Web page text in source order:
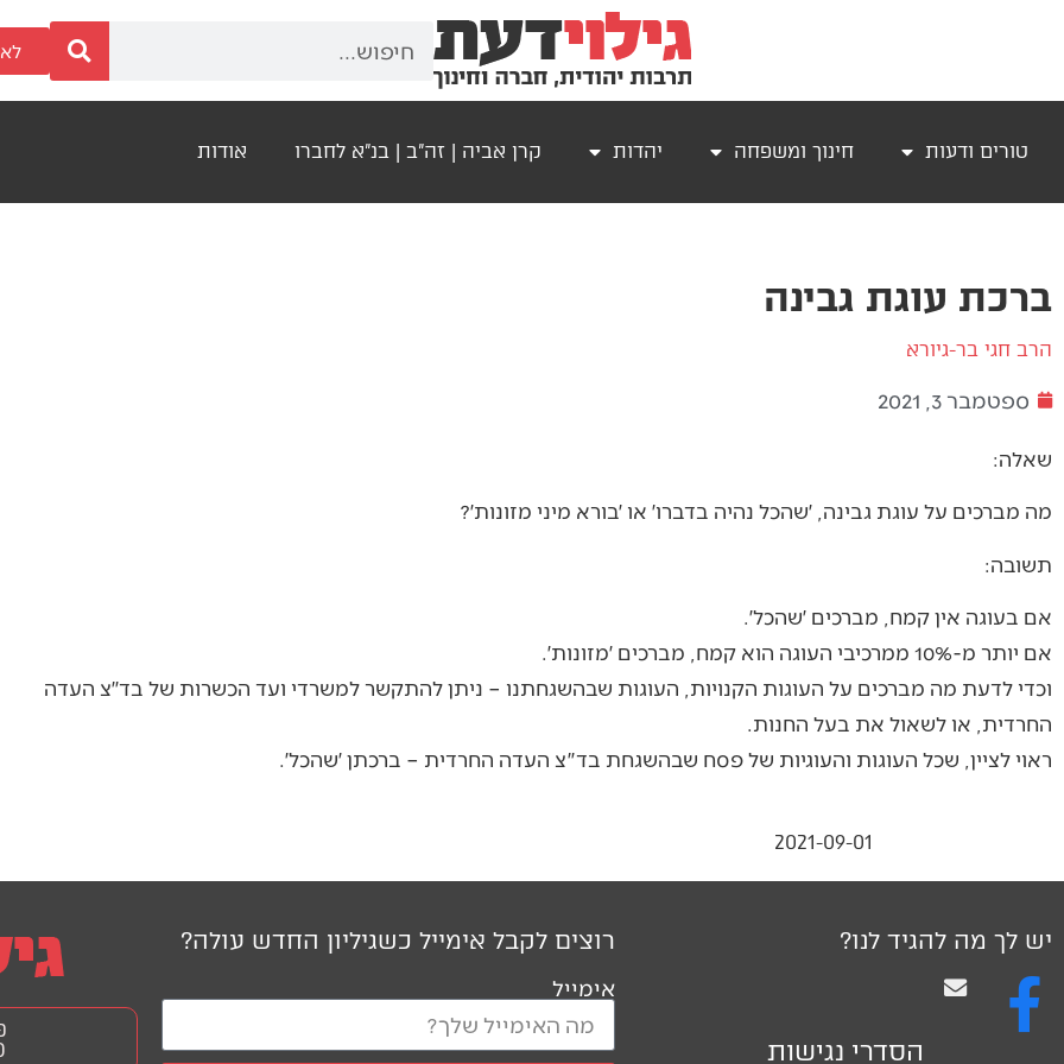
טורים ודעות חינוך ומשפחה יהדות קרן אביה | זה"ב | בנ"א לחברו אודות
ברכת עוגת גבינה
הרב חגי בר-גיורא
ספטמבר 3, 2021
שאלה:
מה מברכים על עוגת גבינה, ׳שהכל נהיה בדברו׳ או ׳בורא מיני מזונות׳?
תשובה:
אם בעוגה אין קמח, מברכים ׳שהכל׳.
אם יותר מ-10% ממרכיבי העוגה הוא קמח, מברכים ׳מזונות׳.
וכדי לדעת מה מברכים על העוגות הקנויות, העוגות שבהשגחתנו – ניתן להתקשר למשרדי ועד הכשרות של בד׳׳צ העדה
החרדית, או לשאול את בעל החנות.
ראוי לציין, שכל העוגות והעוגיות של פסח שבהשגחת בד"צ העדה החרדית – ברכתן ׳שהכל׳.
2021-09-01
יש לך מה להגיד לנו?
הסדרי נגישות
רוצים לקבל אימייל כשגיליון החדש עולה?
אימייל